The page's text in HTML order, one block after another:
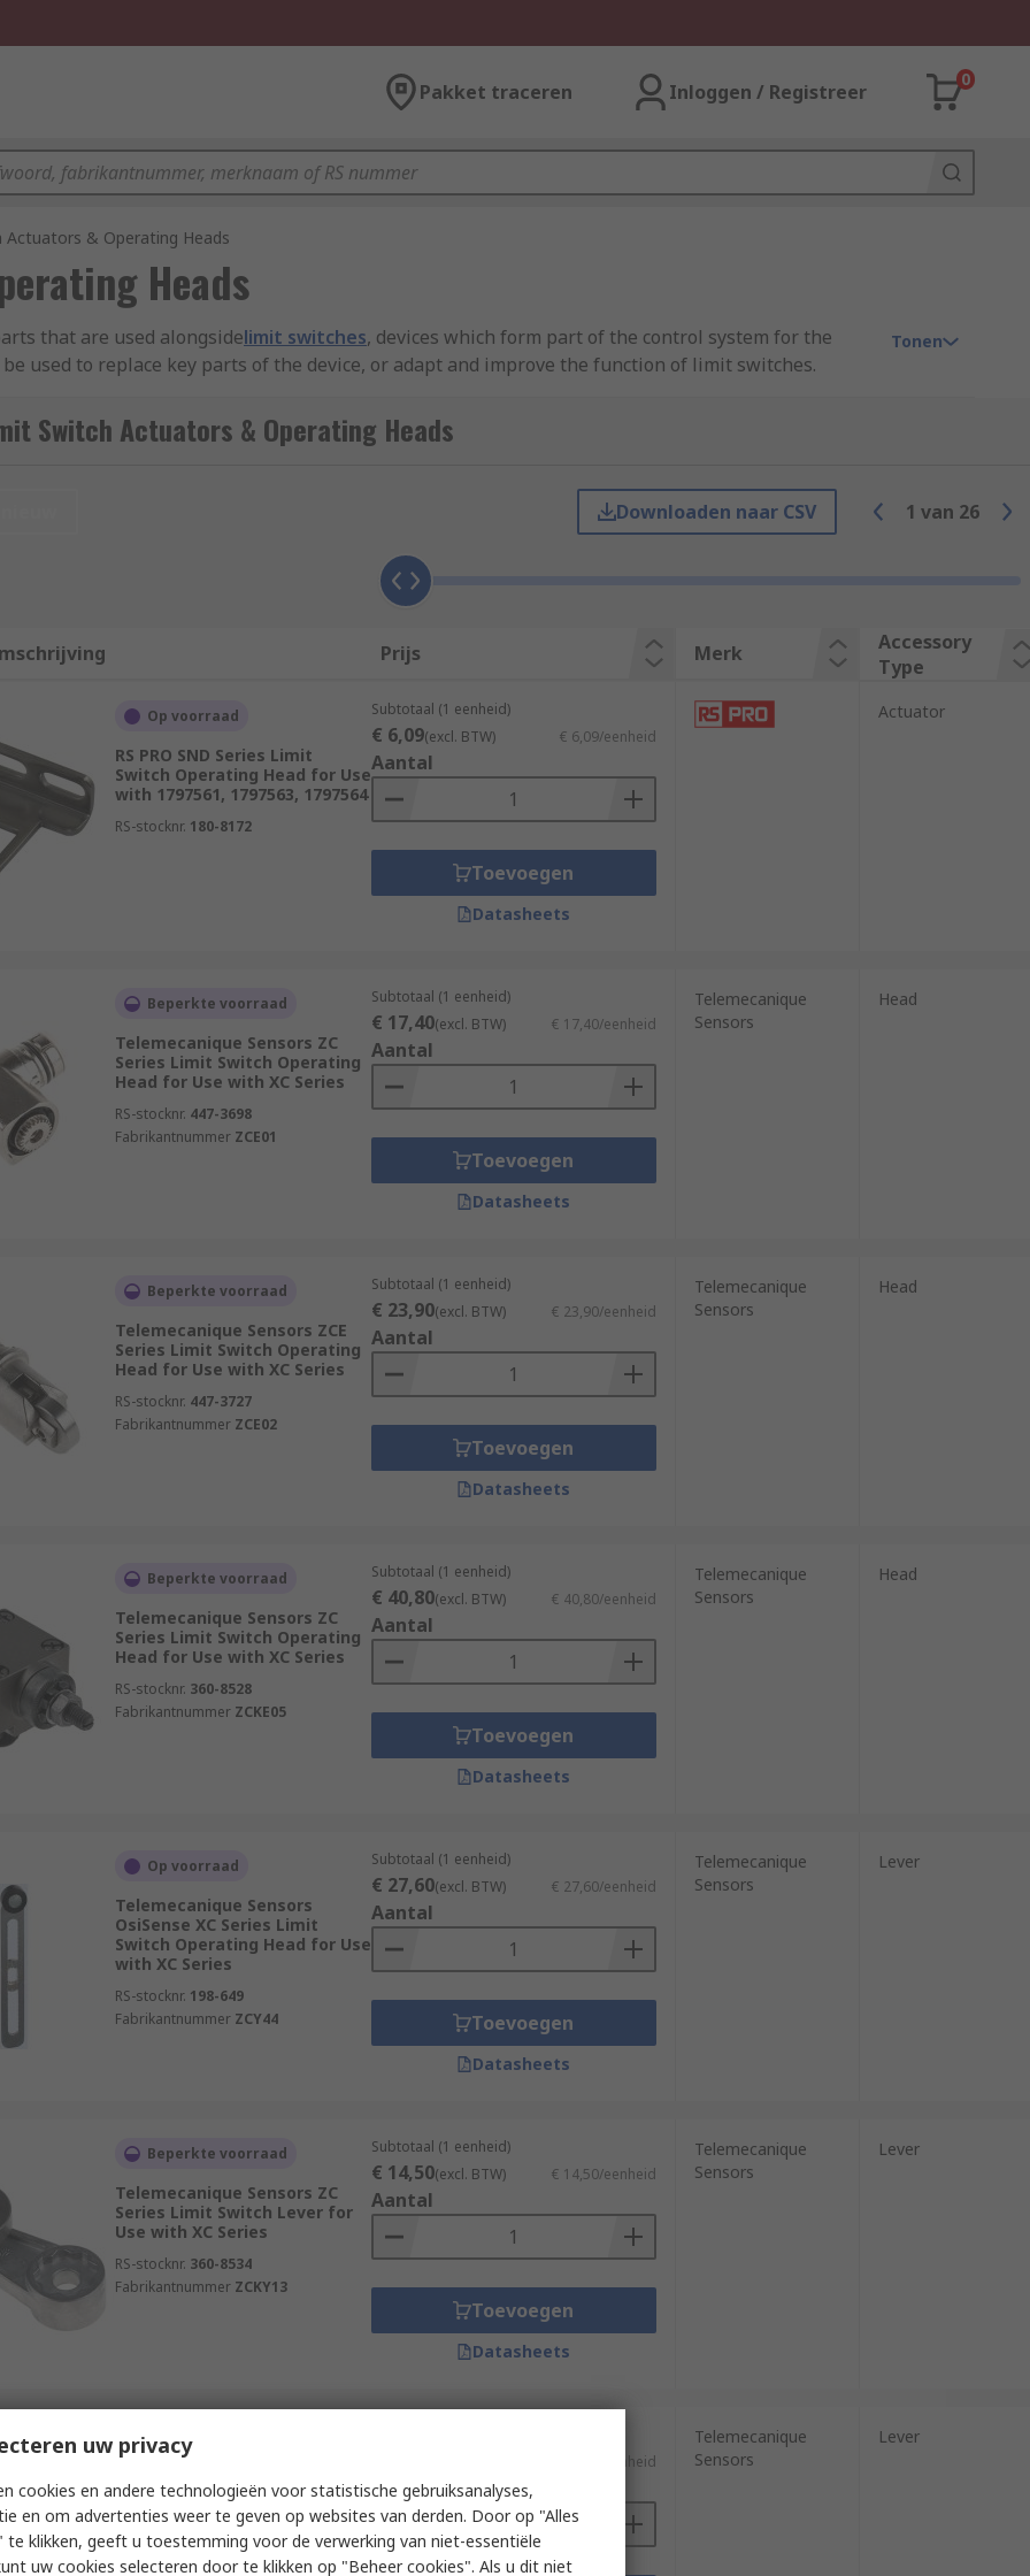
Pakket traceren Inloggen / Registreer
0
Actuators & Operating Heads
Heads
that are used alongsidelimit switches, devices which form part of the control system for the
used to replace key parts of the device, or adapt and improve the function of limit switches.
In this way, they detect the movement of machinery, which can be useful for counting objects
position.
but some common types include:
the circuit
Tonen
Switch Actuators & Operating Heads
Downloaden naar CSV 1 van 26
Prijs Merk
Accessory
Type
Op voorraad
RS PRO SND Series Limit
Switch Operating Head for Use
with 1797561, 1797563, 1797564
RS-stocknr. 180-8172
Subtotaal (1 eenheid)
€ 6,09(excl. BTW) € 6,09/eenheid
Aantal
Toevoegen
Datasheets
Actuator
Beperkte voorraad
Telemecanique Sensors ZC
Series Limit Switch Operating
Head for Use with XC Series
RS-stocknr. 447-3698
Fabrikantnummer ZCE01
Subtotaal (1 eenheid)
€ 17,40(excl. BTW) € 17,40/eenheid
Aantal
Toevoegen
Datasheets
Telemecanique
Sensors
Head
Beperkte voorraad
Telemecanique Sensors ZCE
Series Limit Switch Operating
Head for Use with XC Series
RS-stocknr. 447-3727
Fabrikantnummer ZCE02
Subtotaal (1 eenheid)
€ 23,90(excl. BTW) € 23,90/eenheid
Aantal
Toevoegen
Datasheets
Telemecanique
Sensors
Head
Beperkte voorraad
Telemecanique Sensors ZC
Series Limit Switch Operating
Head for Use with XC Series
RS-stocknr. 360-8528
Fabrikantnummer ZCKE05
Subtotaal (1 eenheid)
€ 40,80(excl. BTW) € 40,80/eenheid
Aantal
Toevoegen
Datasheets
Telemecanique
Sensors
Head
Op voorraad
Telemecanique Sensors
OsiSense XC Series Limit
Switch Operating Head for Use
with XC Series
RS-stocknr. 198-649
Fabrikantnummer ZCY44
Subtotaal (1 eenheid)
€ 27,60(excl. BTW) € 27,60/eenheid
Aantal
Toevoegen
Datasheets
Telemecanique
Sensors
Lever
Beperkte voorraad
Telemecanique Sensors ZC
Series Limit Switch Lever for
Use with XC Series
RS-stocknr. 360-8534
Fabrikantnummer ZCKY13
Subtotaal (1 eenheid)
€ 14,50(excl. BTW) € 14,50/eenheid
Aantal
Toevoegen
Datasheets
Telemecanique
Sensors
Lever
Beperkte voorraad
Telemecanique Sensors ZC
Series Limit Switch Lever for
Use with XC Series
RS-stocknr.609-3783
€ 10,20/eenheid
Aantal
Telemecanique
Sensors
Lever
uw privacy
cookies en andere technologieën voor statistische gebruiksanalyses,
en om advertenties weer te geven op websites van derden. Door op "Alles
te klikken, geeft u toestemming voor de verwerking van niet-essentiële
uw cookies selecteren door te klikken op "Beheer cookies". Als u dit niet